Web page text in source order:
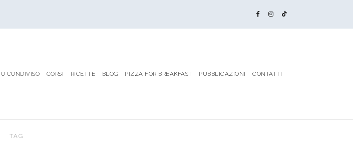
CONDIVISO CORSI RICETTE BLOG PIZZA FOR BREAKFAST PUBBLICAZIONI CONTATTI
TAG